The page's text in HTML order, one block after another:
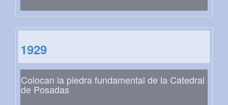
1929
Colocan la piedra fundamental de la Catedral
de Posadas